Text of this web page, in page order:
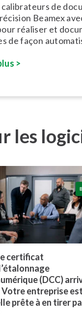
ca­li­bra­teurs de
Beamex
réaliser et
de façon
>
les
certificat
(DCC)
Votre entreprise
prête à en tirer